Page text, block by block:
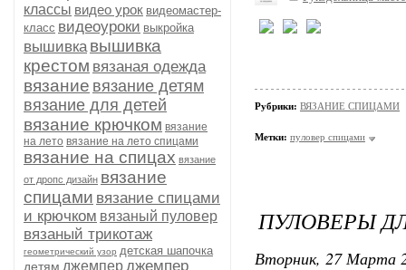
классы видео урок видеомастер-
класс видеоуроки выкройка
вышивка вышивка
крестом вязаная одежда
вязание вязание детям
вязание для детей
вязание крючком вязание
на лето вязание на лето спицами
вязание на спицах вязание
от дропс дизайн вязание
спицами вязание спицами
и крючком вязаный пуловер
вязаный трикотаж
геометрический узор детская шапочка
детям джемперджемпер
Рубрики: ВЯЗАНИЕ СПИЦАМИ
Метки: пуловер спицами
ПУЛОВЕРЫ
Вторник, 27 Марта